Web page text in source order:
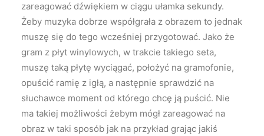
zareagować dźwiękiem w ciągu ułamka sekundy.
Żeby muzyka dobrze współgrała z obrazem to jednak
muszę się do tego wcześniej przygotować. Jako że
gram z płyt winylowych, w trakcie takiego seta,
muszę taką płytę wyciągać, położyć na gramofonie,
opuścić ramię z igłą, a następnie sprawdzić na
słuchawce moment od którego chcę ją puścić. Nie
ma takiej możliwości żebym mógł zareagować na
obraz w taki sposób jak na przykład grając jakiś